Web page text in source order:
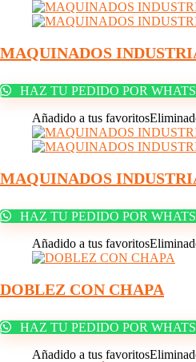
MAQUINADOS
HAZ TU PEDIDO POR
Añadido a tus favoritos
MAQUINADOS
HAZ TU PEDIDO POR
Añadido a tus favoritos
DOBLEZ CON CHAPA
HAZ TU PEDIDO POR
Añadido a tus favoritos